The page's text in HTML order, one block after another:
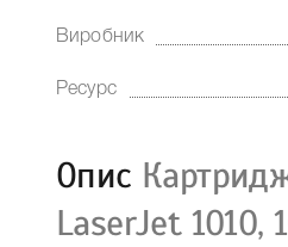
Виробник
Ресурс
Опис
LaserJet 1010,